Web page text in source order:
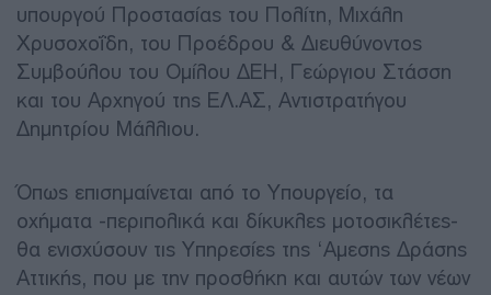
υπουργού Προστασίας του Πολίτη, Μιχάλη
Χρυσοχοΐδη, του Προέδρου & Διευθύνοντος
Συμβούλου του Ομίλου ΔΕΗ, Γεώργιου Στάσση
και του Αρχηγού της ΕΛ.ΑΣ, Αντιστρατήγου
Δημητρίου Μάλλιου.
Όπως επισημαίνεται από το Υπουργείο, τα
οχήματα -περιπολικά και δίκυκλες μοτοσικλέτες-
θα ενισχύσουν τις Υπηρεσίες της ‘Αμεσης Δράσης
Αττικής, που με την προσθήκη και αυτών των νέων